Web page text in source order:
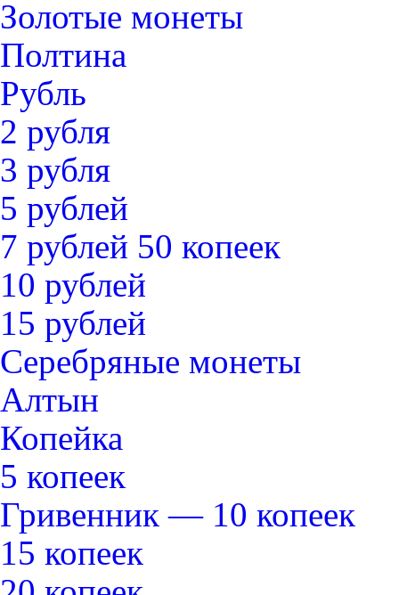
Золотые монеты
Полтина
Рубль
2 рубля
3 рубля
5 рублей
7 рублей 50 копеек
10 рублей
15 рублей
Серебряные монеты
Алтын
Копейка
5 копеек
Гривенник — 10 копеек
15 копеек